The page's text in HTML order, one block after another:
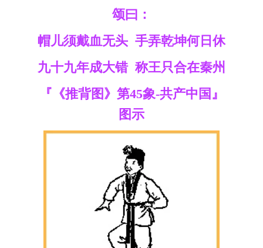
颂曰：
帽儿须戴血无头 手弄乾坤何日休
九十九年成大错 称王只合在秦州
『《推背图》第45象-共产中国』
图示